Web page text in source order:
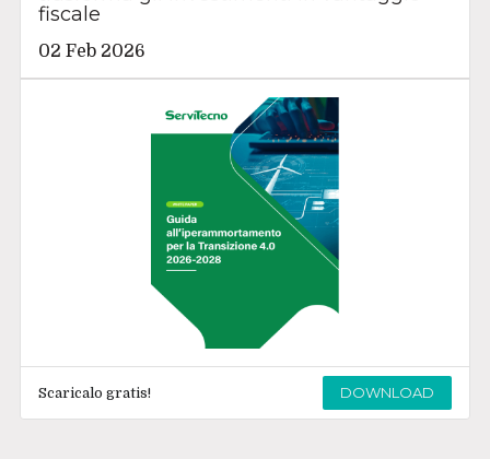
fiscale
02 Feb 2026
Scaricalo gratis! DOWNLOAD